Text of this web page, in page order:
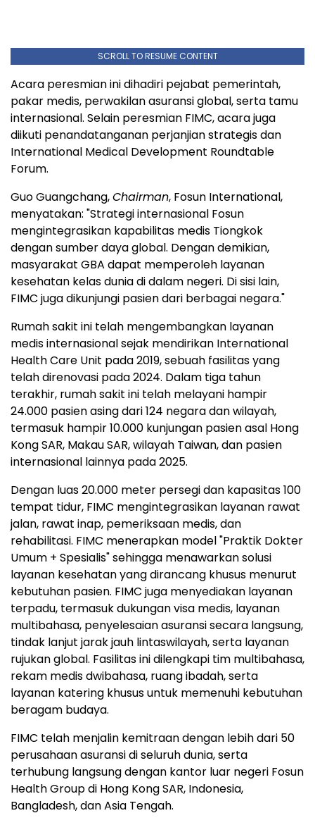
SCROLL TO RESUME CONTENT
Acara peresmian ini dihadiri pejabat pemerintah,
pakar medis, perwakilan asuransi global, serta tamu
internasional. Selain peresmian FIMC, acara juga
diikuti penandatanganan perjanjian strategis dan
International Medical Development Roundtable
Forum.
Guo Guangchang,Chairman, Fosun International,
menyatakan: "Strategi internasional Fosun
mengintegrasikan kapabilitas medis Tiongkok
dengan sumber daya global. Dengan demikian,
masyarakat GBA dapat memperoleh layanan
kesehatan kelas dunia di dalam negeri. Di sisi lain,
FIMC juga dikunjungi pasien dari berbagai negara."
Rumah sakit ini telah mengembangkan layanan
medis internasional sejak mendirikan International
Health Care Unit pada 2019, sebuah fasilitas yang
telah direnovasi pada 2024. Dalam tiga tahun
terakhir, rumah sakit ini telah melayani hampir
24.000 pasien asing dari 124 negara dan wilayah,
termasuk hampir 10.000 kunjungan pasien asal Hong
Kong SAR, Makau SAR, wilayah Taiwan, dan pasien
internasional lainnya pada 2025.
Dengan luas 20.000 meter persegi dan kapasitas 100
tempat tidur, FIMC mengintegrasikan layanan rawat
jalan, rawat inap, pemeriksaan medis, dan
rehabilitasi. FIMC menerapkan model "Praktik Dokter
Umum + Spesialis" sehingga menawarkan solusi
layanan kesehatan yang dirancang khusus menurut
kebutuhan pasien. FIMC juga menyediakan layanan
terpadu, termasuk dukungan visa medis, layanan
multibahasa, penyelesaian asuransi secara langsung,
tindak lanjut jarak jauh lintaswilayah, serta layanan
rujukan global. Fasilitas ini dilengkapi tim multibahasa,
rekam medis dwibahasa, ruang ibadah, serta
layanan katering khusus untuk memenuhi kebutuhan
beragam budaya.
FIMC telah menjalin kemitraan dengan lebih dari 50
perusahaan asuransi di seluruh dunia, serta
terhubung langsung dengan kantor luar negeri Fosun
Health Group di Hong Kong SAR, Indonesia,
Bangladesh, dan Asia Tengah.